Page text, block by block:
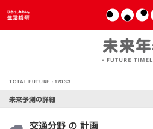
TOTAL FUTURE :17033
未来予測の詳細
交通分野 の 計画